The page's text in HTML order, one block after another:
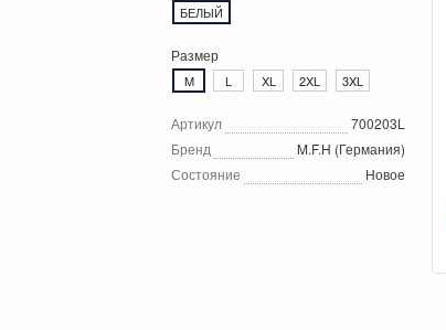
БЕЛЫЙ
Размер
M L XL 2XL 3XL
Артикул
700203L
Бренд
M.F.H (Германия)
Состояние
Новое